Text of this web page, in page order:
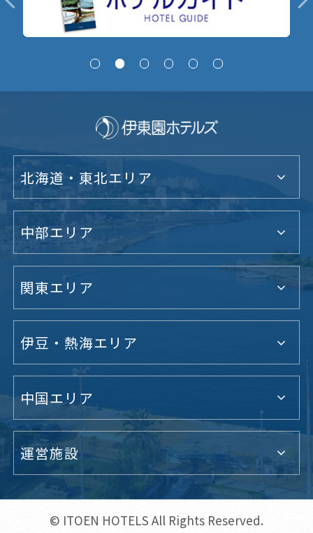
北海道・東北エリア
中部エリア
関東エリア
伊豆・熱海エリア
中国エリア
運営施設
© ITOEN HOTELS All Rights Reserved.